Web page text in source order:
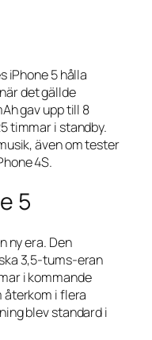
iPhone 5 hålla
det gällde
gav upp till 8
timmar i standby.
även om tester
4S.
5
ny era. Den
3,5-tums-eran
i kommande
återkom i flera
blev standard i